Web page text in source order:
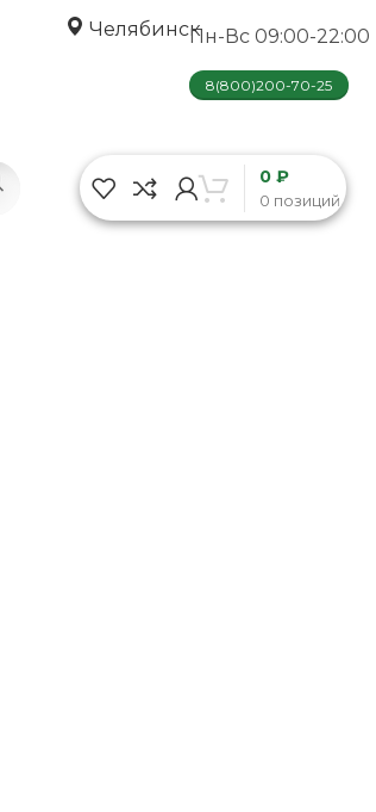
ЧелябинскПн-Вс 09:00-22:00
8(800)200-70-25
0 позиций
0 ₽